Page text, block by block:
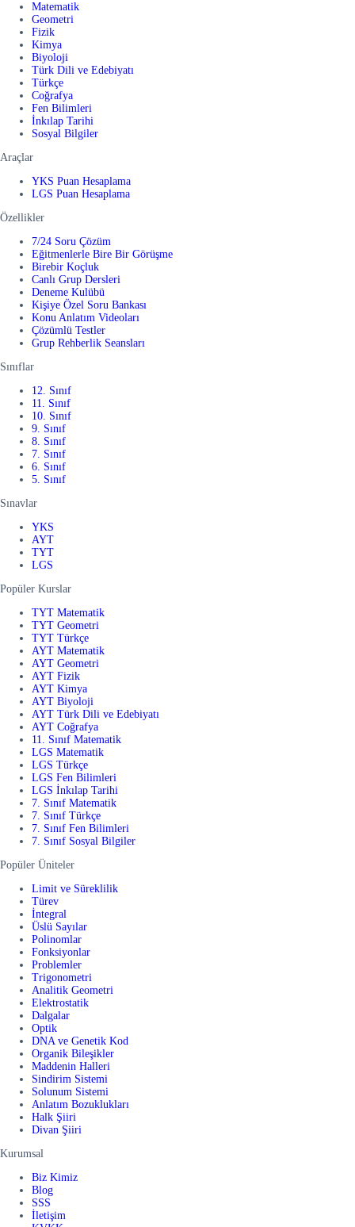
Matematik
Geometri
Fizik
Kimya
Biyoloji
Türk Dili ve Edebiyatı
Türkçe
Coğrafya
Fen Bilimleri
İnkılap Tarihi
Sosyal Bilgiler
Araçlar
YKS Puan Hesaplama
LGS Puan Hesaplama
Özellikler
7/24 Soru Çözüm
Eğitmenlerle Bire Bir Görüşme
Birebir Koçluk
Canlı Grup Dersleri
Deneme Kulübü
Kişiye Özel Soru Bankası
Konu Anlatım Videoları
Çözümlü Testler
Grup Rehberlik Seansları
Sınıflar
12. Sınıf
11. Sınıf
10. Sınıf
9. Sınıf
8. Sınıf
7. Sınıf
6. Sınıf
5. Sınıf
Sınavlar
YKS
AYT
TYT
LGS
Popüler Kurslar
TYT Matematik
TYT Geometri
TYT Türkçe
AYT Matematik
AYT Geometri
AYT Fizik
AYT Kimya
AYT Biyoloji
AYT Türk Dili ve Edebiyatı
AYT Coğrafya
11. Sınıf Matematik
LGS Matematik
LGS Türkçe
LGS Fen Bilimleri
LGS İnkılap Tarihi
7. Sınıf Matematik
7. Sınıf Türkçe
7. Sınıf Fen Bilimleri
7. Sınıf Sosyal Bilgiler
Popüler Üniteler
Limit ve Süreklilik
Türev
İntegral
Üslü Sayılar
Polinomlar
Fonksiyonlar
Problemler
Trigonometri
Analitik Geometri
Elektrostatik
Dalgalar
Optik
DNA ve Genetik Kod
Organik Bileşikler
Maddenin Halleri
Sindirim Sistemi
Solunum Sistemi
Anlatım Bozuklukları
Halk Şiiri
Divan Şiiri
Kurumsal
Biz Kimiz
Blog
SSS
İletişim